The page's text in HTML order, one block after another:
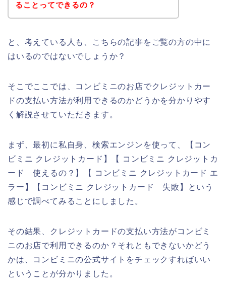
ることってできるの？
と、考えている人も、こちらの記事をご覧の方の中に
はいるのではないでしょうか？
そこでここでは、コンビミニのお店でクレジットカー
ドの支払い方法が利用できるのかどうかを分かりやす
く解説させていただきます。
まず、最初に私自身、検索エンジンを使って、【コン
ビミニ クレジットカード】【 コンビミニ クレジットカ
ード 使えるの？】【 コンビミニ クレジットカード エ
ラー】【コンビミニ クレジットカード 失敗】という
感じで調べてみることにしました。
その結果、クレジットカードの支払い方法がコンビミ
ニのお店で利用できるのか？それともできないかどう
かは、コンビミニの公式サイトをチェックすればいい
ということが分かりました。